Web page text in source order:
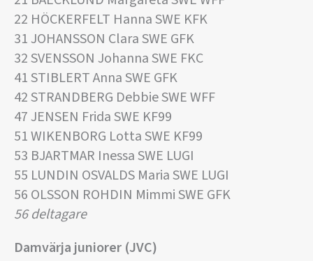
22 HÖCKERFELT Hanna SWE KFK
31 JOHANSSON Clara SWE GFK
32 SVENSSON Johanna SWE FKC
41 STIBLERT Anna SWE GFK
42 STRANDBERG Debbie SWE WFF
47 JENSEN Frida SWE KF99
51 WIKENBORG Lotta SWE KF99
53 BJARTMAR Inessa SWE LUGI
55 LUNDIN OSVALDS Maria SWE LUGI
56 OLSSON ROHDIN Mimmi SWE GFK
56 deltagare
Damvärja juniorer (JVC)